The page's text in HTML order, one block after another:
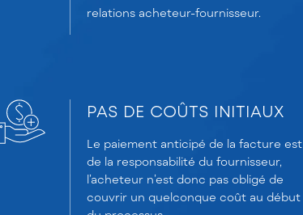
relations acheteur-fournisseur.
PAS DE COÛTS INITIAUX
Le paiement anticipé de la facture est
de la responsabilité du fournisseur,
l’acheteur n’est donc pas obligé de
couvrir un quelconque coût au début